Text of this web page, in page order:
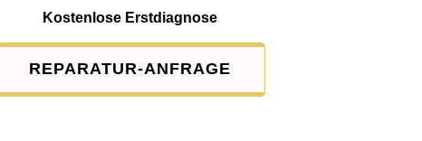
Kostenlose Erstdiagnose
REPARATUR-ANFRAGE